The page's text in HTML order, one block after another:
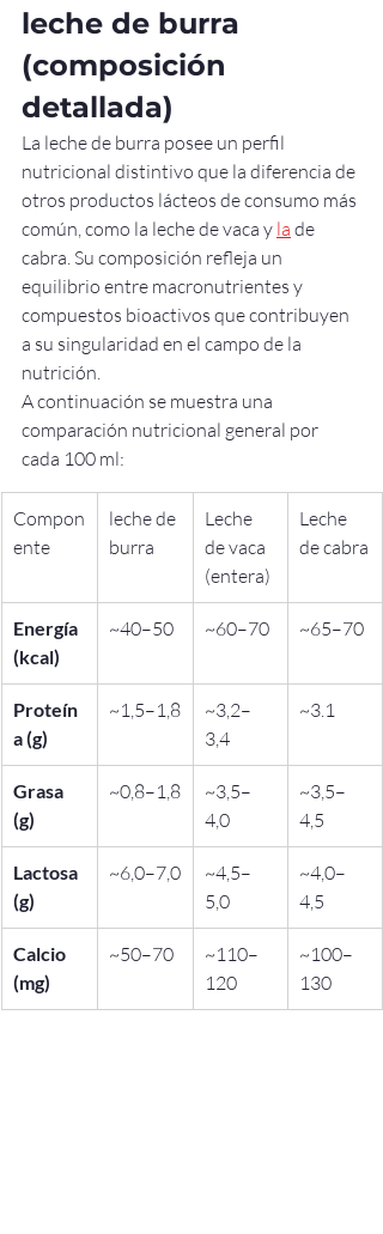
leche de burra
(composición
detallada)
La leche de burra posee un perfil
nutricional distintivo que la diferencia de
otros productos lácteos de consumo más
común, como la leche de vaca y la de
cabra. Su composición refleja un
equilibrio entre macronutrientes y
compuestos bioactivos que contribuyen
a su singularidad en el campo de la
nutrición.
A continuación se muestra una
comparación nutricional general por
cada 100 ml:
Compon
ente
leche de
burra
Leche
de vaca
(entera)
Leche
de cabra
Energía
(kcal)
~40–50 ~60–70 ~65–70
Proteín
a (g)
~1,5–1,8
~3,2–
3,4
~3.1
Grasa
(g)
~0,8–1,8
~3,5–
4,0
~3,5–
4,5
Lactosa
(g)
~6,0–7,0
~4,5–
5,0
~4,0–
4,5
Calcio
(mg)
~50–70
~110–
120
~100–
130